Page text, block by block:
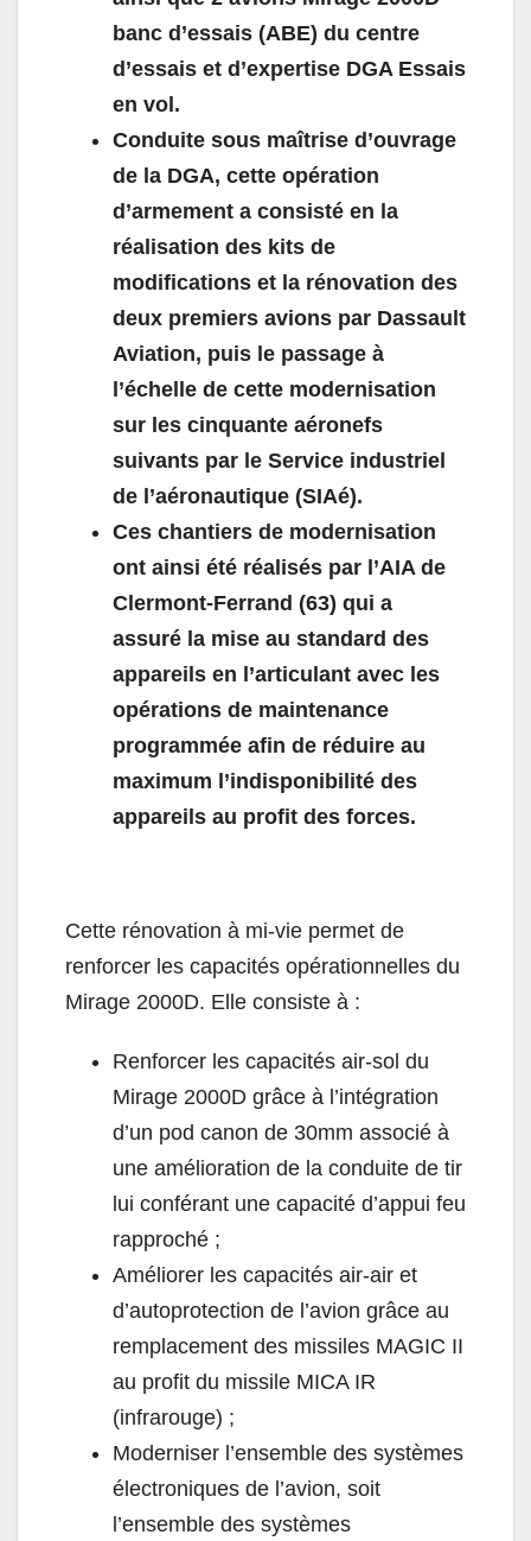
banc d’essais (ABE) du centre
d’essais et d’expertise DGA Essais
en vol.
Conduite sous maîtrise d’ouvrage
de la DGA, cette opération
d’armement a consisté en la
réalisation des kits de
modifications et la rénovation des
deux premiers avions par Dassault
Aviation, puis le passage à
l’échelle de cette modernisation
sur les cinquante aéronefs
suivants par le Service industriel
de l’aéronautique (SIAé).
Ces chantiers de modernisation
ont ainsi été réalisés par l’AIA de
Clermont-Ferrand (63) qui a
assuré la mise au standard des
appareils en l’articulant avec les
opérations de maintenance
programmée afin de réduire au
maximum l’indisponibilité des
appareils au profit des forces.
Cette rénovation à mi-vie permet de
renforcer les capacités opérationnelles du
Mirage 2000D. Elle consiste à :
Renforcer les capacités air-sol du
Mirage 2000D grâce à l’intégration
d’un pod canon de 30mm associé à
une amélioration de la conduite de tir
lui conférant une capacité d’appui feu
rapproché ;
Améliorer les capacités air-air et
d’autoprotection de l’avion grâce au
remplacement des missiles MAGIC II
au profit du missile MICA IR
(infrarouge) ;
Moderniser l’ensemble des systèmes
électroniques de l’avion, soit
l’ensemble des systèmes